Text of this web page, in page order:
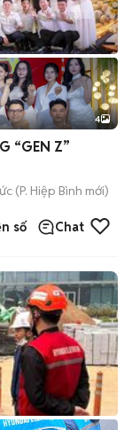
4
“GEN Z”
(P. Hiệp Bình mới)
số Chat